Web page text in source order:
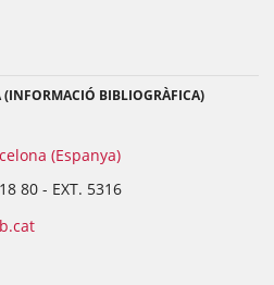
(INFORMACIÓ BIBLIOGRÀFICA)
(Espanya)
80 - EXT. 5316